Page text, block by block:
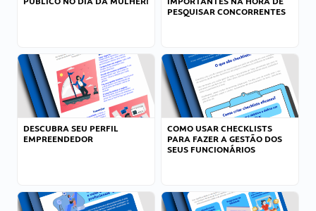
PESQUISAR CONCORRENTES
DESCUBRA SEU PERFIL
EMPREENDEDOR
COMO USAR CHECKLISTS
PARA FAZER A GESTÃO DOS
SEUS FUNCIONÁRIOS